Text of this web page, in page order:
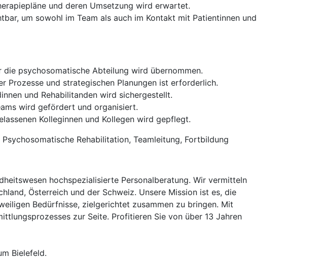
und deren Umsetzung wird erwartet.
um sowohl im Team als auch im Kontakt mit Patientinnen und
psychosomatische Abteilung wird übernommen.
Prozesse und strategischen Planungen ist erforderlich.
und Rehabilitanden wird sichergestellt.
wird gefördert und organisiert.
Kolleginnen und Kollegen wird gepflegt.
Rehabilitation, Teamleitung, Fortbildung
hochspezialisierte Personalberatung. Wir vermitteln
Österreich und der Schweiz. Unsere Mission ist es, die
Bedürfnisse, zielgerichtet zusammen zu bringen. Mit
zur Seite. Profitieren Sie von über 13 Jahren
Bielefeld.